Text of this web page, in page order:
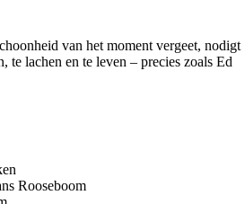
van het moment vergeet, nodigt
te lachen en te leven – precies zoals Ed
Rooseboom